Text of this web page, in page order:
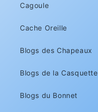
Cagoule
Cache Oreille
Blogs des Chapeaux
Blogs de la Casquette
Blogs du Bonnet